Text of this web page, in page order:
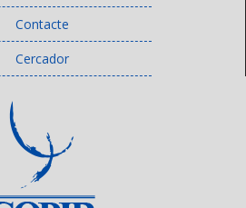
Contacte
Cercador